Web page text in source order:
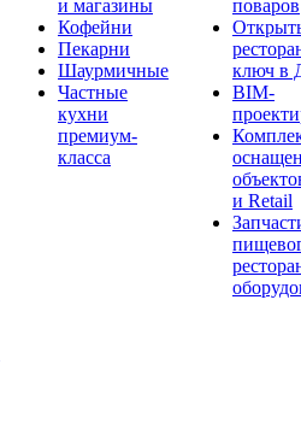
и магазины
Кофейни
Пекарни
Шаурмичные
Частные
кухни
премиум-
класса
поваров
ключ в
BIM-
и Retail